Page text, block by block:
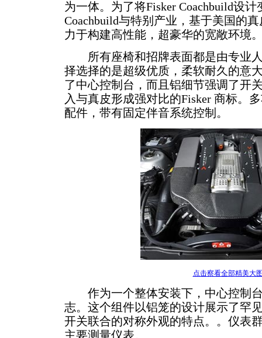
为一体。为了将Fisker Coachbuild设计
Coachbuild与特别产业，基于美国的
力于构建高性能，超豪华的宽敞环境
所有座椅和招牌表面都是由专业人
择选择的是超级优质，柔软耐久的意
了中心控制台，而且铝细节强调了
入与真皮形成强对比的Fisker 商标。
配件，带有固定伴音系统控制。
点击察看全部精美大
作为一个整体安装下，中心控制台
志。这个组件以铝笼的设计展示了罕
开关联合的对称外观的特点。。仪表
主要测量仪表。